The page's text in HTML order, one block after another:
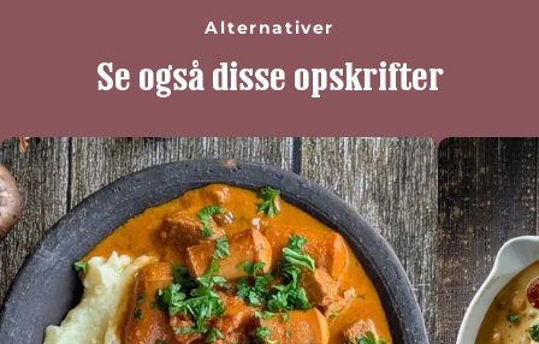
Alternativer
Se også disse opskrifter